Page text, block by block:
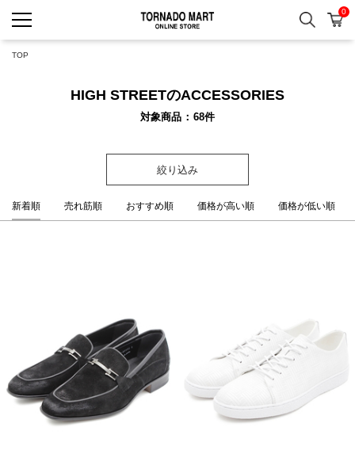
検索 カ
0
TOP
HIGH STREETのACCESSORIES
対象商品 68件
絞り込み
新着順 売れ筋順 おすすめ順 価格が高い順 価格が低い順